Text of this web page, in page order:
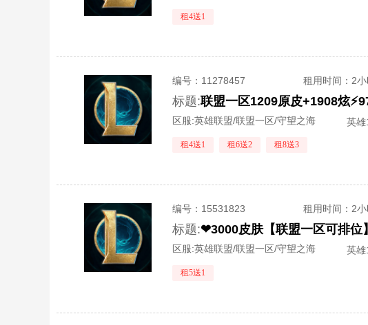
租4送1
编号： 11278457 租用时间 ：2
标题:
区服:英雄联盟/联盟一区/守望之海 英
租4送1 租6送2 租8送3
编号： 15531823 租用时间 ：2
标题:❤3000皮肤【联盟一区可排位
区服:英雄联盟/联盟一区/守望之海 英
租5送1